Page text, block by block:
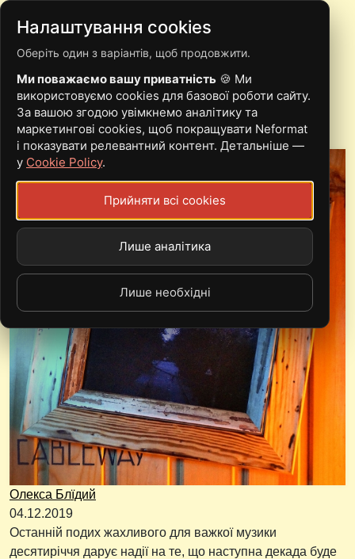
OOZE - CABLEWAY
(2019)
Олекса Блїдий
04.12.2019
Останній подих жахливого для важкої музики
десятиріччя дарує надії на те, що наступна декада буде
Налаштування cookies
Оберіть один з варіантів, щоб продовжити.
Ми поважаємо вашу приватність 🍪 Ми
використовуємо cookies для базової роботи сайту.
За вашою згодою увімкнемо аналітику та
маркетингові cookies, щоб покращувати Neformat
і показувати релевантний контент. Детальніше —
у Cookie Policy.
Прийняти всі cookies
Лише аналітика
Лише необхідні